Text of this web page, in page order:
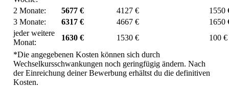
2 Monate:
5677 € 4127 €
1550
3 Monate:
6317 € 4667 €
1650
jeder weitere
Monat:
1630 € 1530 €
100 €
*Die angegebenen Kosten können sich durch
Wechselkursschwankungen noch geringfügig ändern. Nach
der Einreichung deiner Bewerbung erhältst du die definitiven
Kosten.